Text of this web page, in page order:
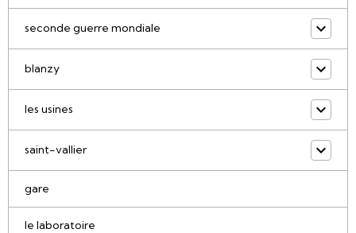
seconde guerre mondiale
blanzy
les usines
saint-vallier
gare
le laboratoire